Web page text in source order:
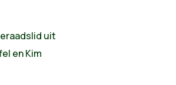
uit
en Kim